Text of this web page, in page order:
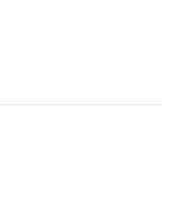
trời và không cần
và ngà soi sắc
cho các chuyên
chưa biết. Tôi đã
“Chốt cửa lại đi.”